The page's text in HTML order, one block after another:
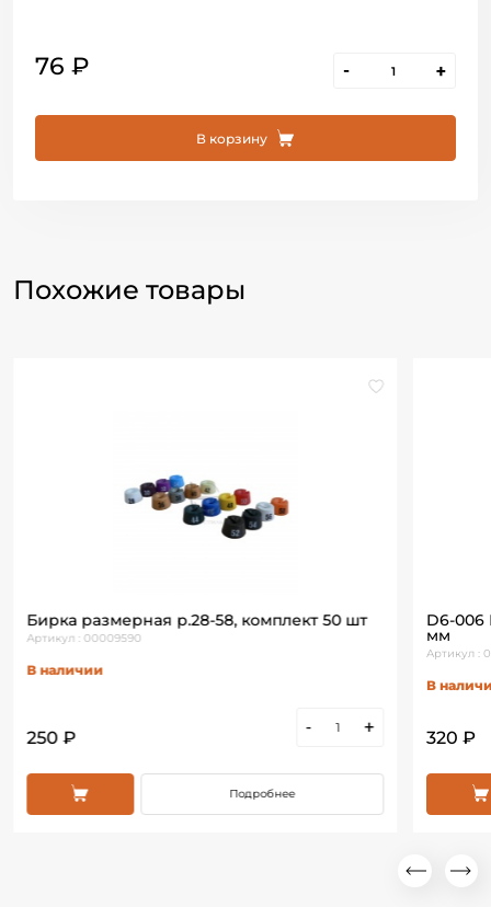
76 ₽ - +
В корзину
Похожие товары
Бирка размерная р.28-58, комплект 50 шт
Артикул : 00009590
В наличии
250 ₽
- +
Подробнее
D6-006
мм
Артикул :
В
320 ₽